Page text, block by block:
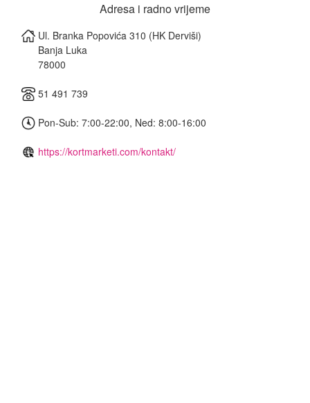
Adresa i radno vrijeme
Ul. Branka Popovića 310 (HK Derviši)
Banja Luka
78000
51 491 739
Pon-Sub: 7:00-22:00, Ned: 8:00-16:00
https://kortmarketi.com/kontakt/